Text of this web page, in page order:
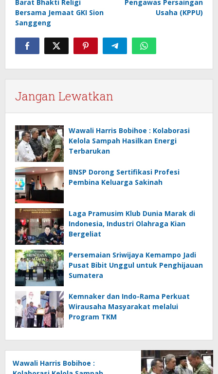
Barat Bhakti Religi
Bersama Jemaat GKI Sion
Sanggeng
Pengawas Persaingan
Usaha (KPPU)
Jangan Lewatkan
Wawali Harris Bobihoe : Kolaborasi
Kelola Sampah Hasilkan Energi
Terbarukan
BNSP Dorong Sertifikasi Profesi
Pembina Keluarga Sakinah
Laga Pramusim Klub Dunia Marak di
Indonesia, Industri Olahraga Kian
Bergeliat
Persemaian Sriwijaya Kemampo Jadi
Pusat Bibit Unggul untuk Penghijauan
Sumatera
Kemnaker dan Indo-Rama Perkuat
Wirausaha Masyarakat melalui
Program TKM
Wawali Harris Bobihoe :